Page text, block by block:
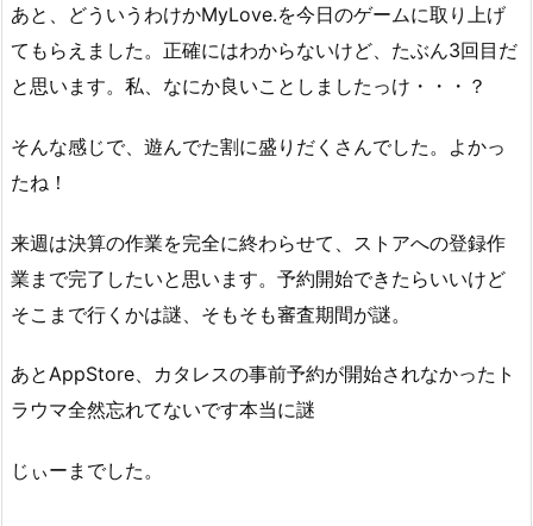
あと、どういうわけかMyLove.を今日のゲームに取り上げ
てもらえました。正確にはわからないけど、たぶん3回目だ
と思います。私、なにか良いことしましたっけ・・・？
そんな感じで、遊んでた割に盛りだくさんでした。よかっ
たね！
来週は決算の作業を完全に終わらせて、ストアへの登録作
業まで完了したいと思います。予約開始できたらいいけど
そこまで行くかは謎、そもそも審査期間が謎。
あとAppStore、カタレスの事前予約が開始されなかったト
ラウマ全然忘れてないです本当に謎
じぃーまでした。